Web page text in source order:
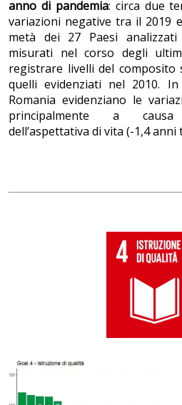
anno di pandemia: circa due
variazioni negative tra il 2019
metà dei 27 Paesi
misurati nel corso degli
registrare livelli del composito
quelli evidenziati nel 2010.
Romania evidenziano le
principalmente a
dell’aspettativa di vita (-1,4 anni